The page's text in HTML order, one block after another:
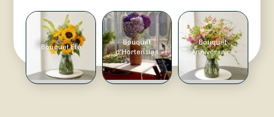
Bouquet Été
Bouquet
d'Hortensias
Bouquet
Anniversaire